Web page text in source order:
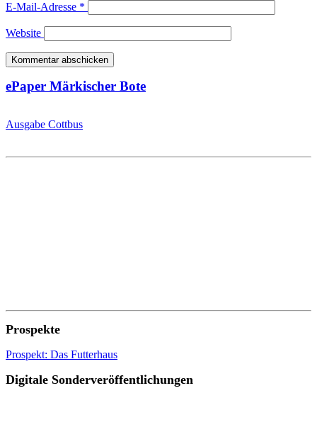
E-Mail-Adresse *
Website
ePaper Märkischer Bote
Ausgabe Cottbus
Prospekte
Prospekt: Das Futterhaus
Digitale Sonderveröffentlichungen